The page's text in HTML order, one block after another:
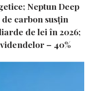
Neptun Deep
carbon susțin
de lei în 2026;
– 40%